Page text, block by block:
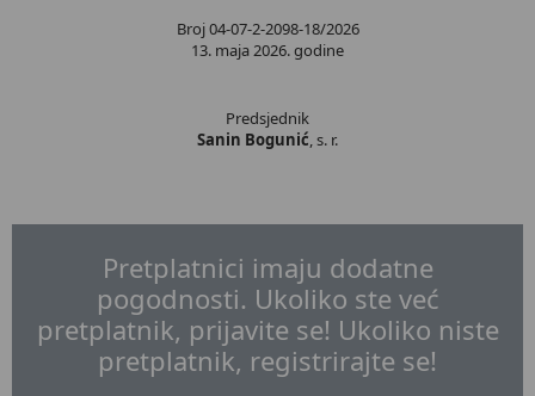
Broj 04-07-2-2098-18/2026
13. maja 2026. godine
Predsjednik
Sanin Bogunić, s. r.
Pretplatnici imaju dodatne
pogodnosti. Ukoliko ste već
pretplatnik, prijavite se! Ukoliko niste
pretplatnik, registrirajte se!